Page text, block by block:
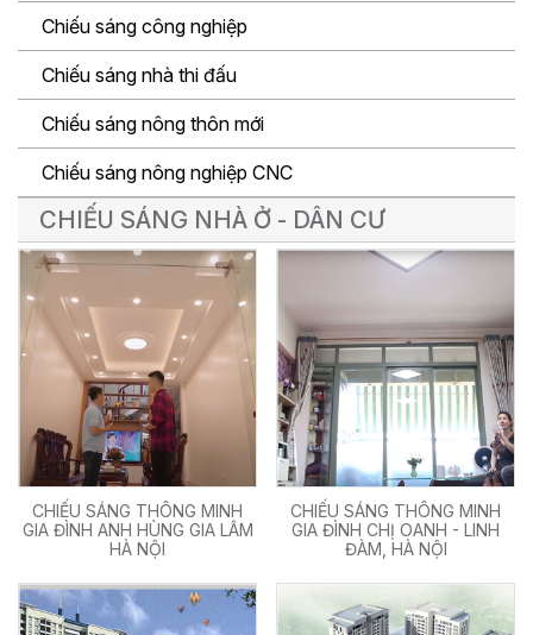
CHIẾU SÁNG NHÀ Ở - DÂN CƯ
CHIẾU SÁNG THÔNG MINH
GIA ĐÌNH ANH HÙNG GIA LÂM
HÀ NỘI
CHIẾU SÁNG THÔNG MINH
GIA ĐÌNH CHỊ OANH - LINH
ĐÀM, HÀ NỘI
Chiếu sáng công nghiệp
Chiếu sáng nhà thi đấu
Chiếu sáng nông thôn mới
Chiếu sáng nông nghiệp CNC